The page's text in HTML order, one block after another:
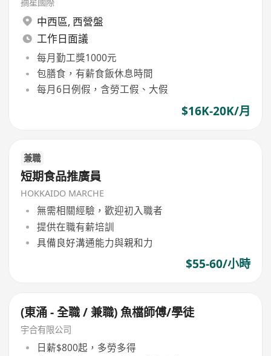
中西區, 西營盤
工作日面議
每月勤工獎1000元
包膳食，有薪食飯休息時間
每月6日例假，含勞工假、大假
$16K-20K/月
兼職
短期食品推廣員
HOKKAIDO MARCHE
無需相關經驗，歡迎初入職者
提供在職有薪培訓
具備良好溝通能力與親和力
$55-60/小時
(東涌 - 全職 / 兼職) 魚檔師傅/學徒
宇合有限公司
日薪$800起，多勞多得